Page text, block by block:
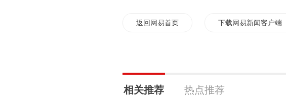
返回网易首页 下载网易新闻客户端
相关推荐 热点推荐